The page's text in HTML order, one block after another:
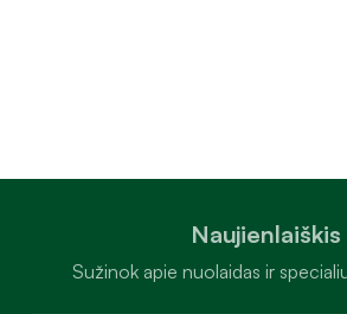
Naujienlaiškis
Sužinok apie nuolaidas ir